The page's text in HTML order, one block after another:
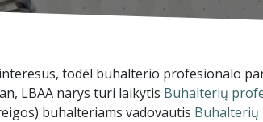
todėl buhalterio profesionalo
LBAA narys turi laikytis Buhalterių
buhalteriams vadovautis Buhalterių